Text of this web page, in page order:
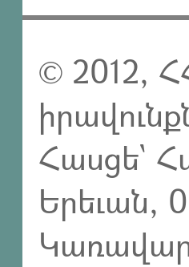
© 2012,
Հասցե`
Երեւան,